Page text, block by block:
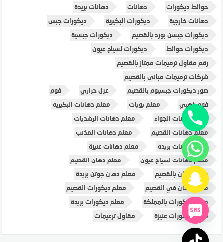
حوائط ديكورات
دهانات
دهانات بريدة
دهانات خارجية
ديكورات البكيرية
ديكورات جبس
ديكورات جبسن بورد بالقصيم
ديكورات جبسية
ديكورات حوائط
ديكورات لسياح عيون
رقم مقاول ترميمات ممتاز بالقصيم
شركات ترميمات مباني بالقصيم
صور ديكورات جبسيوم بالقصيم
عزل حراري
فوم
فوم ذهبي
معلم بويات
معلم دهانات البكيريه
معلم دهانات الجواء
معلم دهانات الرشديات
معلم دهانات القصيم
معلم دهانات المذنب
معلم دهانات بريده
معلم دهانات عنيزة
معلم دهانات لسياح عيون
معلم دهان القصيم
معلم دهان بالقصيم
معلم دهان جوتن بريدة
معلم دهان في القصيم
معلم ديكورات القصيم
معلم ديكورات بالمملكة
معلم ديكورات بريدة
معلم ديكورات عنيزة
مقاول ترميمات